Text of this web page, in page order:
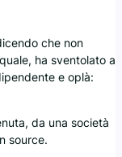
che non
ha sventolato a
e oplà:
da una società
source.